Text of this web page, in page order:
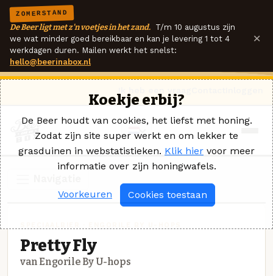
ZOMERSTAND
De Beer ligt met z'n voetjes in het zand. T/m 10 augustus zijn
we wat minder goed bereikbaar en kan je levering 1 tot 4
werkdagen duren. Mailen werkt het snelst:
hello@beerinabox.nl
×
Pretty Fly
van Engorile By U-hops
Koekje erbij?
De Beer houdt van cookies, het liefst met honing.
Zodat zijn site super werkt en om lekker te
grasduinen in webstatistieken. Klik hier voor meer
informatie over zijn honingwafels.
Voorkeuren Cookies toestaan